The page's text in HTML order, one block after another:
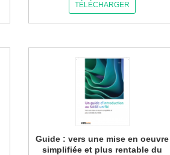
TÉLÉCHARGER
Guide : vers une mise en oeuvre
simplifiée et plus rentable du